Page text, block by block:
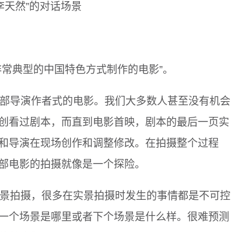
天然”的对话场景
典型的中国特色方式制作的电影”。
导演作者式的电影。我们大多数人甚至没有机会
看过剧本，而直到电影首映，剧本的最后一页实
导演在现场创作和调整修改。在拍摄整个过程
电影的拍摄就像是一个探险。
拍摄，很多在实景拍摄时发生的事情都是不可控
个场景是哪里或者下个场景是什么样。很难预测